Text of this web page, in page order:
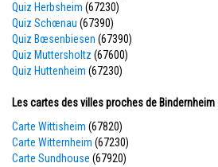
Quiz Herbsheim (67230)
Quiz Schœnau (67390)
Quiz Bœsenbiesen (67390)
Quiz Muttersholtz (67600)
Quiz Huttenheim (67230)
Les cartes des villes proches de Bindernheim
Carte Wittisheim (67820)
Carte Witternheim (67230)
Carte Sundhouse (67920)